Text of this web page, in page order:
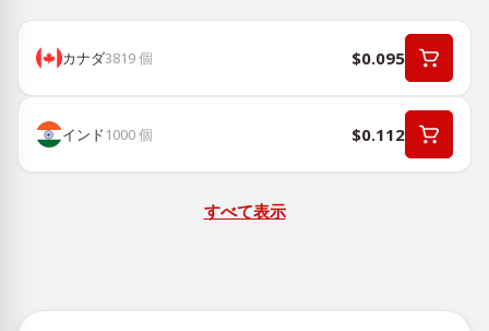
カナダ3819個 $0.095
インド1000個 $0.112
すべて表示